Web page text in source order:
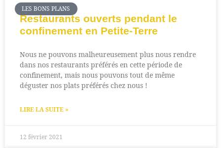
LES BONS PLANS
Restaurants ouverts pendant le
confinement en Petite-Terre
Nous ne pouvons malheureusement plus nous rendre
dans nos restaurants préférés en cette période de
confinement, mais nous pouvons tout de même
déguster nos plats préférés chez nous !
LIRE LA SUITE »
12 février 2021